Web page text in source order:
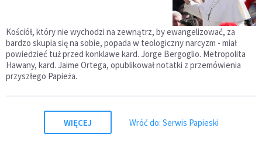
Kościół, który nie wychodzi na zewnątrz, by ewangelizować, za
bardzo skupia się na sobie, popada w teologiczny narcyzm - miał
powiedzieć tuż przed konklawe kard. Jorge Bergoglio. Metropolita
Hawany, kard. Jaime Ortega, opublikował notatki z przemówienia
przyszłego Papieża.
WIĘCEJ Wróć do: Serwis Papieski